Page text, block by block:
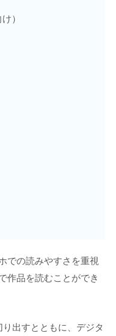
）
での読みやすさを重視
作品を読むことができ
出すとともに、デジタ